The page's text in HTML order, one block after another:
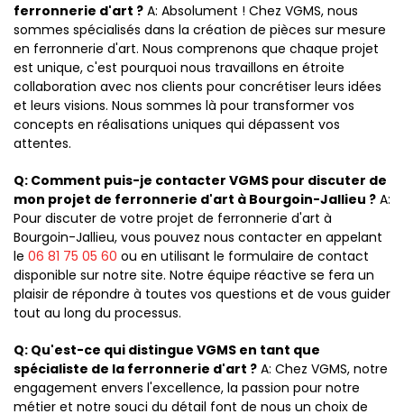
ferronnerie d'art ? A: Absolument ! Chez VGMS, nous
sommes spécialisés dans la création de pièces sur mesure
en ferronnerie d'art. Nous comprenons que chaque projet
est unique, c'est pourquoi nous travaillons en étroite
collaboration avec nos clients pour concrétiser leurs idées
et leurs visions. Nous sommes là pour transformer vos
concepts en réalisations uniques qui dépassent vos
attentes.
Q: Comment puis-je contacter VGMS pour discuter de
mon projet de ferronnerie d'art à Bourgoin-Jallieu ? A:
Pour discuter de votre projet de ferronnerie d'art à
Bourgoin-Jallieu, vous pouvez nous contacter en appelant
le 06 81 75 05 60 ou en utilisant le formulaire de contact
disponible sur notre site. Notre équipe réactive se fera un
plaisir de répondre à toutes vos questions et de vous guider
tout au long du processus.
Q: Qu'est-ce qui distingue VGMS en tant que
spécialiste de la ferronnerie d'art ? A: Chez VGMS, notre
engagement envers l'excellence, la passion pour notre
métier et notre souci du détail font de nous un choix de